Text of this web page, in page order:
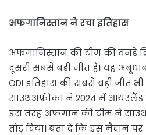
अफगानिस्तान ने रचा इतिहास
अफगानिस्तान की टीम की वनडे
दूसरी सबसे बड़ी जीत है। यह
ODI इतिहास की सबसे बड़ी जीत
साउथअफ्रीका ने 2024 में आयरलैंड
इस तरह अफगान की टीम ने साउथ
तोड़ दिया। बता दें कि इस मैदान